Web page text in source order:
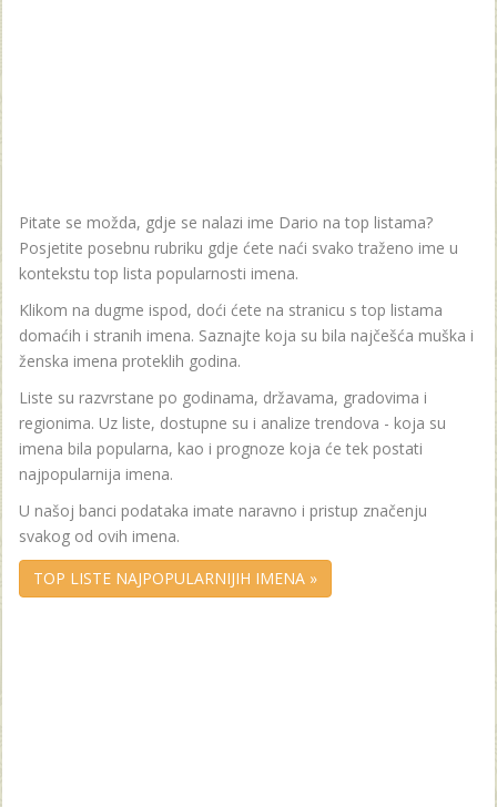
Pitate se možda, gdje se nalazi ime Dario na top listama?
Posjetite posebnu rubriku gdje ćete naći svako traženo ime u
kontekstu top lista popularnosti imena.
Klikom na dugme ispod, doći ćete na stranicu s top listama
domaćih i stranih imena. Saznajte koja su bila najčešća muška i
ženska imena proteklih godina.
Liste su razvrstane po godinama, državama, gradovima i
regionima. Uz liste, dostupne su i analize trendova - koja su
imena bila popularna, kao i prognoze koja će tek postati
najpopularnija imena.
U našoj banci podataka imate naravno i pristup značenju
svakog od ovih imena.
TOP LISTE NAJPOPULARNIJIH IMENA »